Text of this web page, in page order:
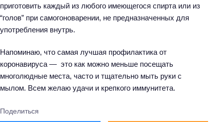
приготовить каждый из любого имеющегося спирта или из
“голов” при самогоноварении, не предназначенных для
употребления внутрь.
Напоминаю, что самая лучшая профилактика от
коронавируса — это как можно меньше посещать
многолюдные места, часто и тщательно мыть руки с
мылом. Всем желаю удачи и крепкого иммунитета.
Поделиться